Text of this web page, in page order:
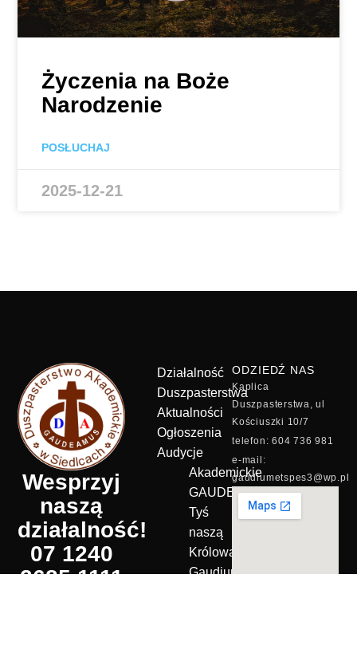
Życzenia na Boże
Narodzenie
POSŁUCHAJ
2025-12-21
Wesprzyj
naszą
działalność!
07 1240
2685 1111
Działalność
Duszpasterstwa
Aktualności
Ogłoszenia
Audycje
Akademickie
GAUDEAMUS
Tyś
naszą
Królową!
Gaudium
ODZIEDŹ NAS
Kaplica
Duszpasterstwa, ul
Kościuszki 10/7
telefon: 604 736 981
e-mail:
gaudiumetspes3@wp.pl